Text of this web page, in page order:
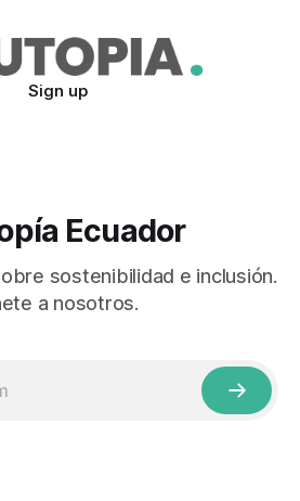
Sign up
Ecuador
sostenibilidad e inclusión.
a nosotros.